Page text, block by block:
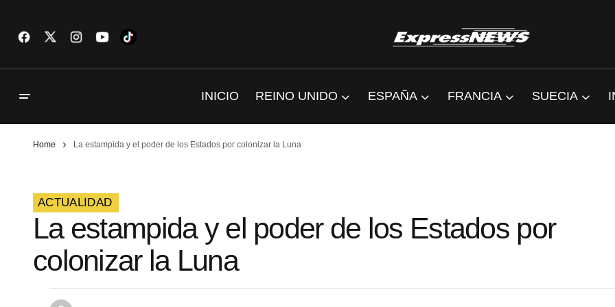
INICIO REINO UNIDO ESPAÑA FRANCIA SUECIA
Home La estampida y el poder de los Estados por colonizar la Luna
ACTUALIDAD
La estampida y el poder de los Estados por
colonizar la Luna